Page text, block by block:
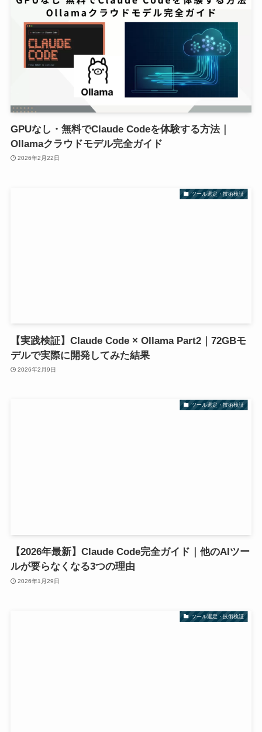
GPUなし・無料でClaude Codeを体験する方法｜
Ollamaクラウドモデル完全ガイド
2026年2月22日
ツール選定・技術検証
【実践検証】Claude Code × Ollama Part2｜72GBモ
デルで実際に開発してみた結果
2026年2月9日
ツール選定・技術検証
【2026年最新】Claude Code完全ガイド｜他のAIツー
ルが要らなくなる3つの理由
2026年1月29日
ツール選定・技術検証